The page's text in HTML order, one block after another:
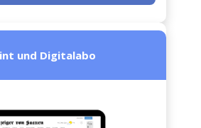
und Digitalabo